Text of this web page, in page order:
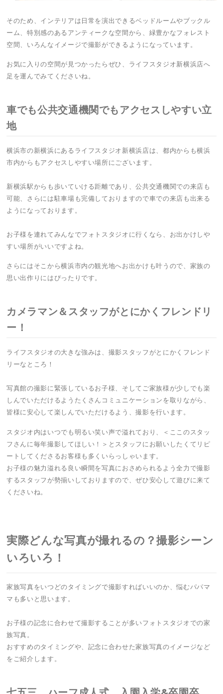
そのため、インテリアは日常を演出できるベッドルームやブックル
ーム、特別感のあるアンティークな空間から、緑豊かなフォレスト
空間、いろんなイメージで撮影ができるようになっています。
お気に入りの空間が見つかったらぜひ、ライフスタジオ新横浜店へ
足を運んでみてくださいね。
車でも公共交通機関でもアクセスしやすい立
地
横浜市の新横浜にあるライフスタジオ新横浜店は、都内からも横浜
市内からもアクセスしやすい場所にございます。
新横浜駅からも歩いていける距離であり、公共交通機関での来店も
可能、さらには駐車場も完備しておりますので車での来店も出来る
ようになっております。
お子様を連れてみんなでフォトスタジオに行くなら、お出かけしや
すい場所がいいですよね。
さらにはそこから横浜市内の観光地へお出かけも叶うので、家族の
思い出作りにはぴったりです。
カメラマン＆スタッフがとにかくフレンドリ
ー！
ライフスタジオの大きな強みは、撮影スタッフがとにかくフレンド
リーなところ！
写真館の撮影に緊張しているお子様、そしてご家族様が少しでも楽
しんでいただけるようたくさんコミュニケーションを取りながら、
皆様に安心して楽しんでいただけるよう、撮影を行います。
スタジオ内はいつでも明るい笑い声で溢れており、＜ここのスタッ
フさんに毎年撮影してほしい！＞とスタッフにお願いしたくてリピ
ートしてくださるお客様も多くいらっしゃいます。
お子様の魅力溢れる良い瞬間を写真におさめられるよう全力で撮影
するスタッフが勢揃いしておりますので、ぜひ安心して遊びに来て
くださいね。
実際どんな写真が撮れるの？撮影シーン
いろいろ！
家族写真をいつどのタイミングで撮影すればいいのか、悩むパパマ
マも多いと思います。
お子様の記念に合わせて撮影することが多いフォトスタジオでの家
族写真。
おすすめのタイミングや、記念に合わせた家族写真のイメージなど
をご紹介します。